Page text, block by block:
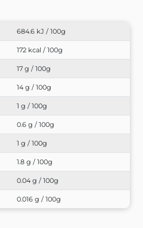
684.6 kJ / 100g
172 kcal / 100g
17 g / 100g
14 g / 100g
1 g / 100g
0.6 g / 100g
1 g / 100g
1.8 g / 100g
0.04 g / 100g
0.016 g / 100g